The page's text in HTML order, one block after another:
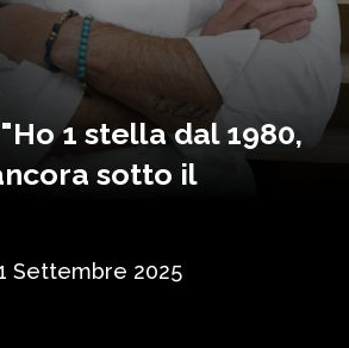
1 stella dal 1980,
sotto il
Settembre 2025